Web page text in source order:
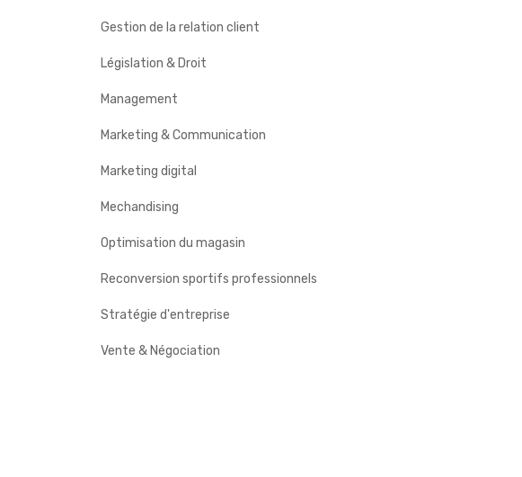
Gestion de la relation client
Législation & Droit
Management
Marketing & Communication
Marketing digital
Mechandising
Optimisation du magasin
Reconversion sportifs professionnels
Stratégie d'entreprise
Vente & Négociation